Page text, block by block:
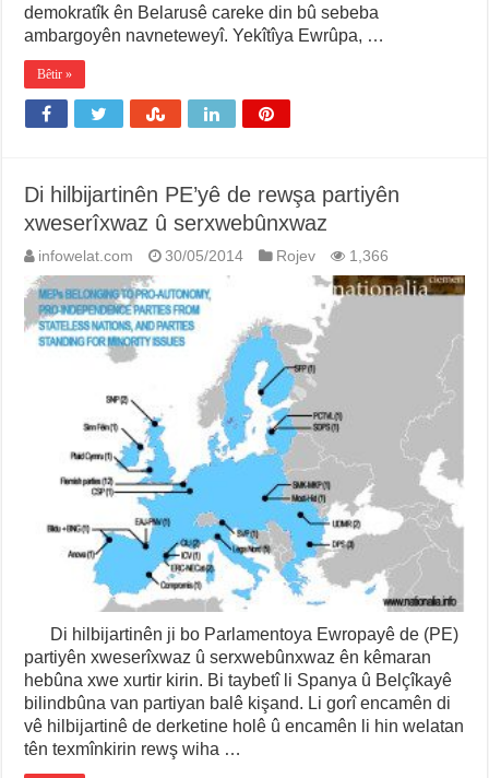
demokratîk ên Belarusê careke din bû sebeba
ambargoyên navneteweyî. Yekîtîya Ewrûpa, …
Bêtir »
Di hilbijartinên PE’yê de rewşa partiyên
xweserîxwaz û serxwebûnxwaz
infowelat.com 30/05/2014 Rojev 1,366
Di hilbijartinên ji bo Parlamentoya Ewropayê de (PE)
partiyên xweserîxwaz û serxwebûnxwaz ên kêmaran
hebûna xwe xurtir kirin. Bi taybetî li Spanya û Belçîkayê
bilindbûna van partiyan balê kişand. Li gorî encamên di
vê hilbijartinê de derketine holê û encamên li hin welatan
tên texmînkirin rewş wiha …